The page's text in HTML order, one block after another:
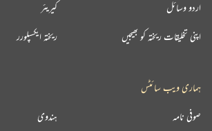
اردو وسائل
اپنی تخلیقات ریختہ کو بھیجیں
کیریئر
ریختہ ایکسپلورر
ہماری ویب سائٹس
ہندوی صوفی نامہ